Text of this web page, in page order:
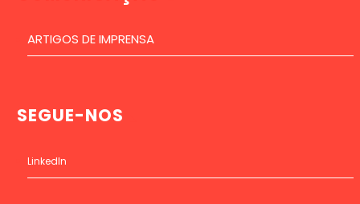
ARTIGOS DE IMPRENSA
SEGUE-NOS
LinkedIn